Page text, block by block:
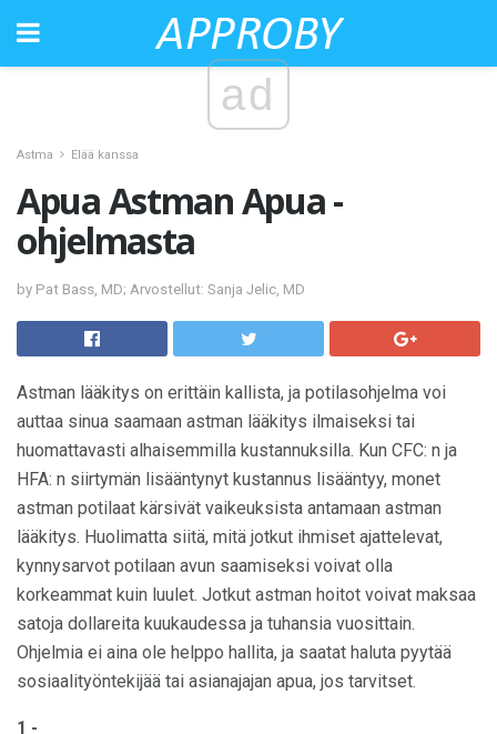
ad
Astma Elää kanssa
Apua Astman Apua -
ohjelmasta
by Pat Bass, MD; Arvostellut: Sanja Jelic, MD
Astman lääkitys on erittäin kallista, ja potilasohjelma voi
auttaa sinua saamaan astman lääkitys ilmaiseksi tai
huomattavasti alhaisemmilla kustannuksilla. Kun CFC: n ja
HFA: n siirtymän lisääntynyt kustannus lisääntyy, monet
astman potilaat kärsivät vaikeuksista antamaan astman
lääkitys. Huolimatta siitä, mitä jotkut ihmiset ajattelevat,
kynnysarvot potilaan avun saamiseksi voivat olla
korkeammat kuin luulet. Jotkut astman hoitot voivat maksaa
satoja dollareita kuukaudessa ja tuhansia vuosittain.
Ohjelmia ei aina ole helppo hallita, ja saatat haluta pyytää
sosiaalityöntekijää tai asianajajan apua, jos tarvitset.
1 -